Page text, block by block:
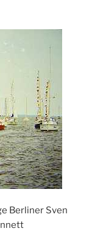
Berliner Sven